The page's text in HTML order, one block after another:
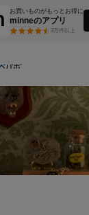
お買いものがもっとお得に
minneのアプリ
3万件以上